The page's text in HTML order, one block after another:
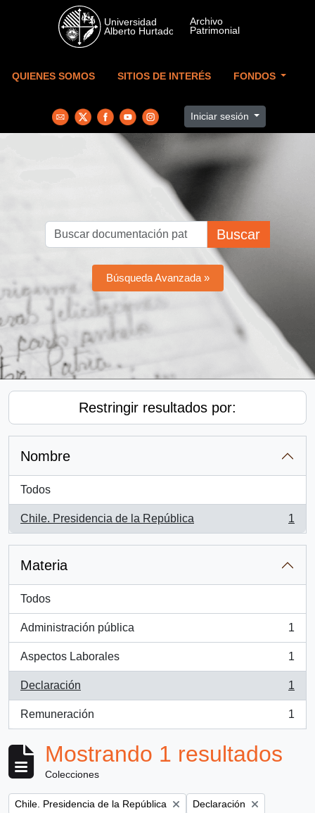
Skip to main content
QUIENES SOMOS SITIOS DE INTERÉS FONDOS
Iniciar sesión
Buscar
Búsqueda Avanzada »
Restringir resultados por:
Nombre
Todos
Chile. Presidencia de la República
, 1 resultados
1
Materia
Todos
Administración pública
, 1 resultados
1
Aspectos Laborales
, 1 resultados
1
Declaración
, 1 resultados
1
Remuneración
, 1 resultados
1
Mostrando 1 resultados
Colecciones
Remove filter:
Chile. Presidencia de la República Remove filter:
Declaración